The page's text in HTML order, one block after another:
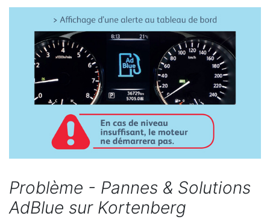
Problème - Pannes & Solutions
AdBlue sur Kortenberg